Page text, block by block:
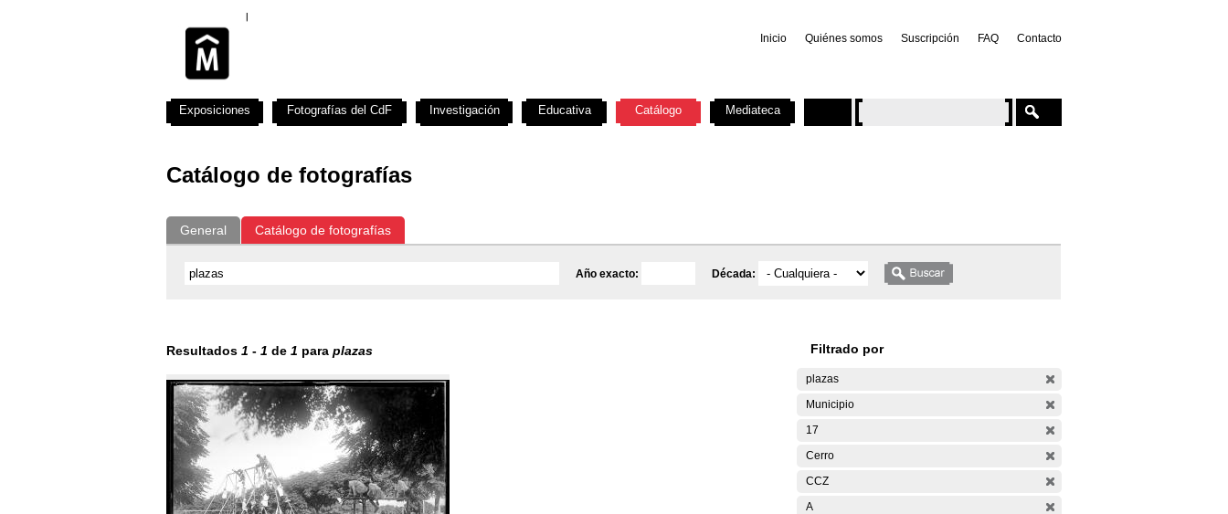
Inicio Quiénes somos Suscripción FAQ Contacto
Catálogo de fotografías
General Catálogo de fotografías
Año exacto: Década:
Resultados 1 - 1 de 1 para plazas Filtrado por
plazas
Municipio
17
Cerro
CCZ
A
Exposiciones Fotografías del CdF Investigación Educativa Catálogo Mediateca